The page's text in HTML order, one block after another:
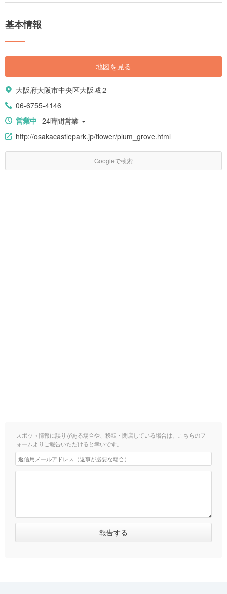
基本情報
地図を見る
大阪府大阪市中央区大阪城２
06-6755-4146
営業中 24時間営業
http://osakacastlepark.jp/flower/plum_grove.html
Googleで検索
スポット情報に誤りがある場合や、移転・閉店している場合は、こちらのフ
ォームよりご報告いただけると幸いです。